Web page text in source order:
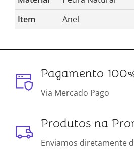
Item
Anel
Pagamento
Via Mercado Pago
Produtos na
Enviamos diretamente